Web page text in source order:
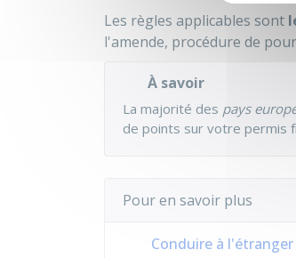
Les règles applicables sont
l'amende, procédure de
À savoir
La majorité des pays
de points sur votre permis
Pour en savoir plus
Conduire à